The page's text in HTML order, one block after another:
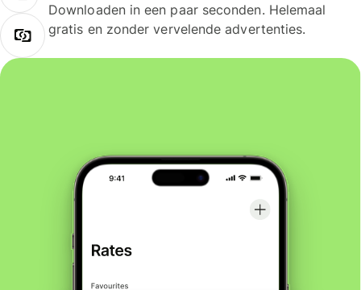
Downloaden in een paar seconden. Helemaal
gratis en zonder vervelende advertenties.